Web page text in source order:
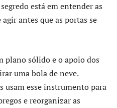
está em entender as
antes que as portas se
plano sólido e o apoio dos
uma bola de neve.
usam esse instrumento para
e reorganizar as